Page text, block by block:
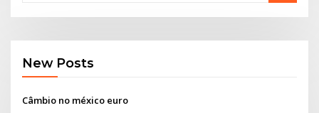
New Posts
Câmbio no méxico euro